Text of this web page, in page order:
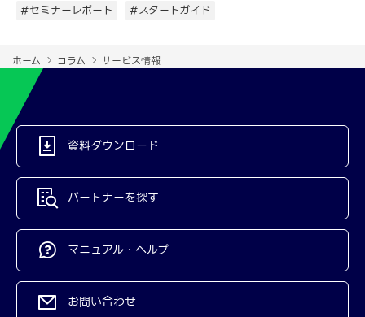
#セミナーレポート
#スタートガイド
ホーム コラム サービス情報
資料ダウンロード
パートナーを探す
マニュアル・ヘルプ
お問い合わせ